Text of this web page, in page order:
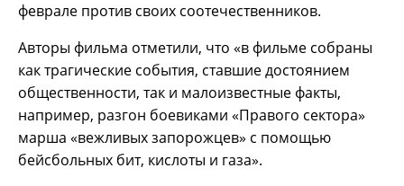
феврале против своих соотечественников.
Авторы фильма отметили, что «в фильме собраны
как трагические события, ставшие достоянием
общественности, так и малоизвестные факты,
например, разгон боевиками «Правого сектора»
марша «вежливых запорожцев» с помощью
бейсбольных бит, кислоты и газа».